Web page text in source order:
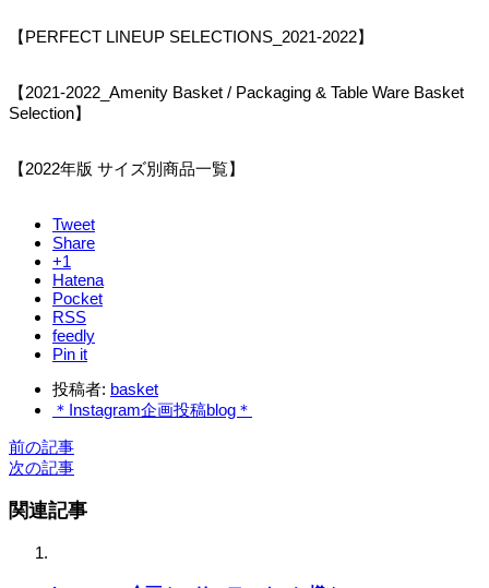
【PERFECT LINEUP SELECTIONS_2021-2022】
【2021-2022_Amenity Basket / Packaging & Table Ware Basket
Selection】
【2022年版 サイズ別商品一覧】
Tweet
Share
+1
Hatena
Pocket
RSS
feedly
Pin it
投稿者: basket
＊Instagram企画投稿blog＊
前の記事
次の記事
関連記事